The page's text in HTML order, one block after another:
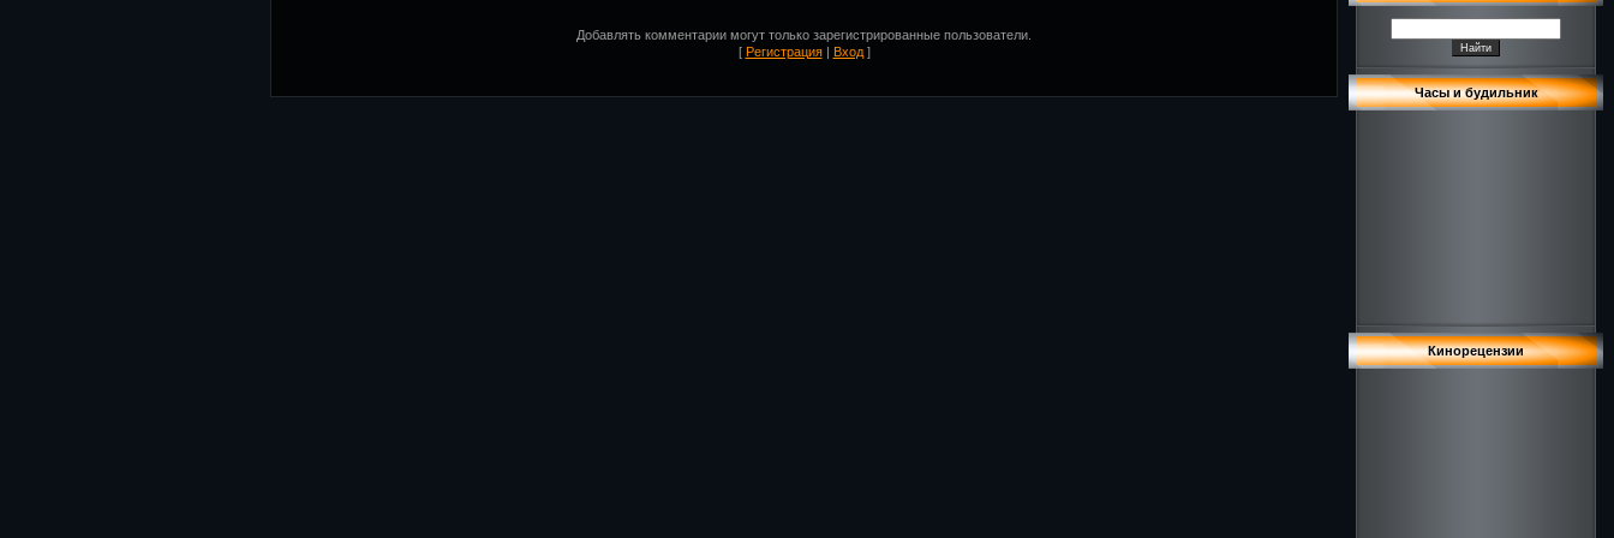
Добавлять комментарии могут только зарегистрированные пользователи.
[ Регистрация| Вход]
Часы и будильник
Кинорецензии